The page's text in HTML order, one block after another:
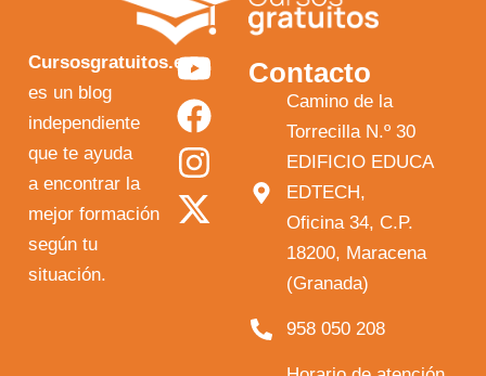
Cursosgratuitos.es
es un blog
independiente
que te ayuda
a encontrar la
mejor formación
según tu
situación.
Y
o
u
t
u
F
a
c
e
b
I
n
s
t
a
X
-
t
w
i
Contacto
Camino de la
Torrecilla N.º 30
EDIFICIO EDUCA
EDTECH,
Oficina 34, C.P.
18200, Maracena
(Granada)
958 050 208